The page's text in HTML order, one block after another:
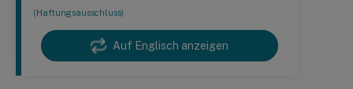
(Haftungsausschluss)
Auf Englisch anzeigen